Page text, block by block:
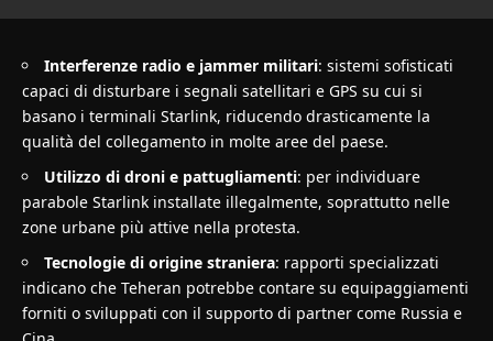
Interferenze radio e jammer militari: sistemi sofisticati
capaci di disturbare i segnali satellitari e GPS su cui si
basano i terminali Starlink, riducendo drasticamente la
qualità del collegamento in molte aree del paese.
Utilizzo di droni e pattugliamenti: per individuare
parabole Starlink installate illegalmente, soprattutto nelle
zone urbane più attive nella protesta.
Tecnologie di origine straniera: rapporti specializzati
indicano che Teheran potrebbe contare su equipaggiamenti
forniti o sviluppati con il supporto di partner come Russia e